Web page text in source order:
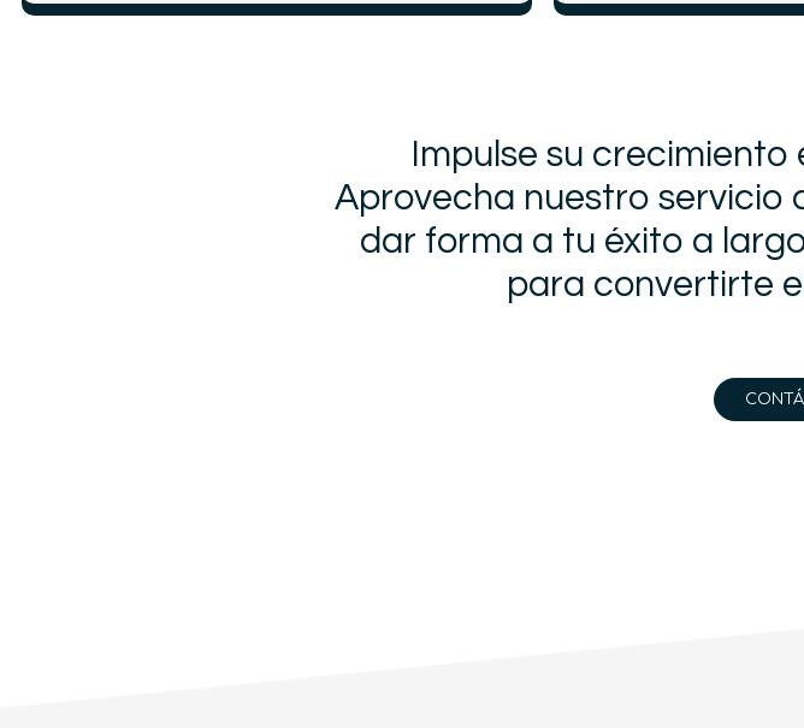
Impulse su
Aprovecha nuestro servicio
dar forma a tu éxito a
para convertirte